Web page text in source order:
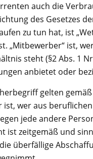
auch die
des Gesetzes
zu tun hat, ist
„Mitbewerber“ ist,
steht (§2 Abs. 1
anbietet oder
gelten gemäß
wer aus
jede andere
ist zeitgemäß und
überfällige